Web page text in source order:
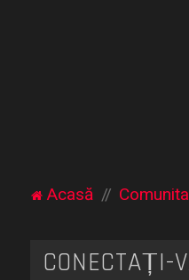
Acasă
CONECTAȚI-